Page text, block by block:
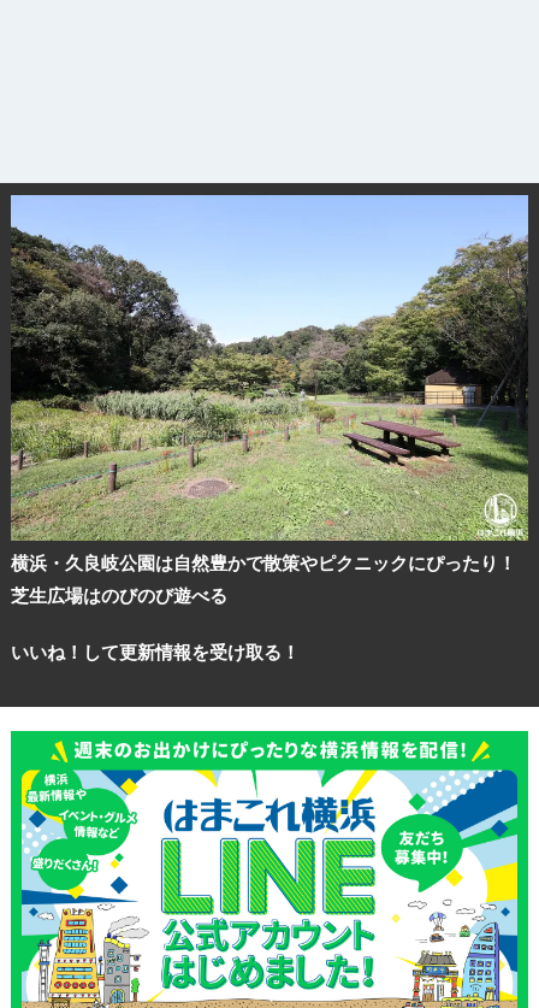
横浜・久良岐公園は自然豊かで散策やピクニックにぴったり！
芝生広場はのびのび遊べる
いいね！して更新情報を受け取る！